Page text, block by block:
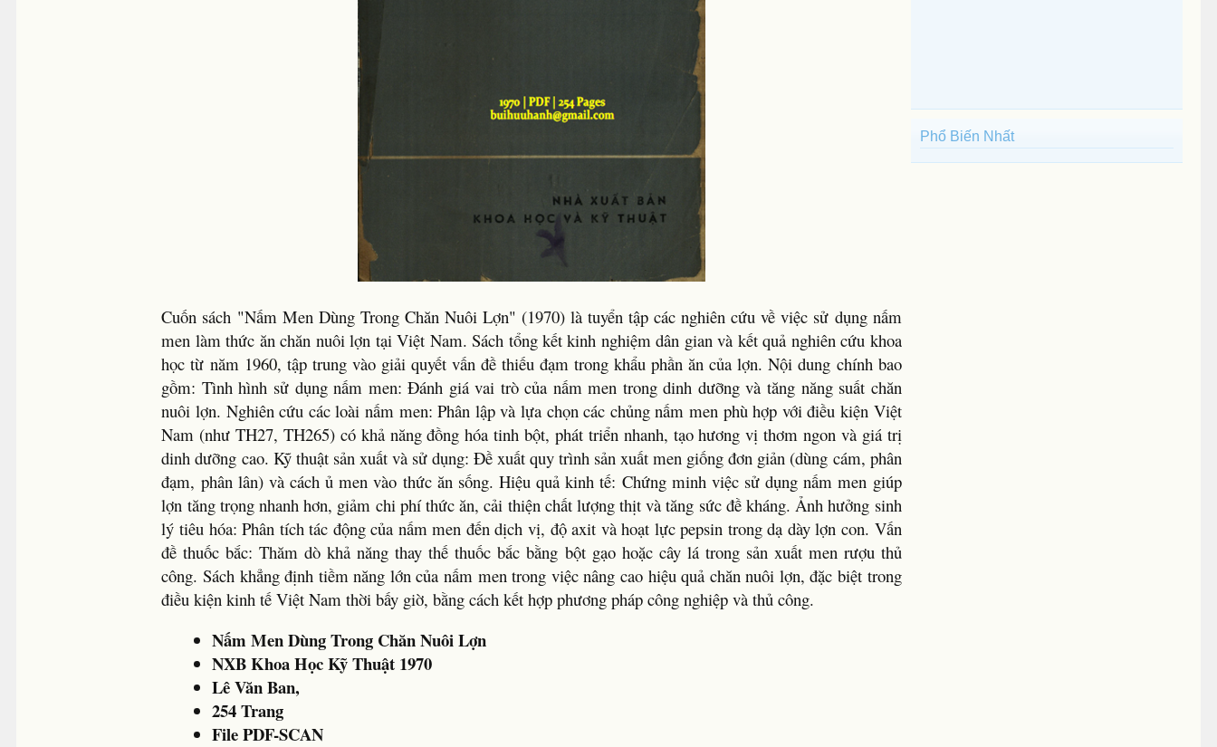
Cuốn sách "Nấm Men Dùng Trong Chăn Nuôi Lợn" (1970) là tuyển tập các nghiên cứu về việc sử dụng nấm
men làm thức ăn chăn nuôi lợn tại Việt Nam. Sách tổng kết kinh nghiệm dân gian và kết quả nghiên cứu khoa
học từ năm 1960, tập trung vào giải quyết vấn đề thiếu đạm trong khẩu phần ăn của lợn. Nội dung chính bao
gồm: Tình hình sử dụng nấm men: Đánh giá vai trò của nấm men trong dinh dưỡng và tăng năng suất chăn
nuôi lợn. Nghiên cứu các loài nấm men: Phân lập và lựa chọn các chủng nấm men phù hợp với điều kiện Việt
Nam (như TH27, TH265) có khả năng đồng hóa tinh bột, phát triển nhanh, tạo hương vị thơm ngon và giá trị
dinh dưỡng cao. Kỹ thuật sản xuất và sử dụng: Đề xuất quy trình sản xuất men giống đơn giản (dùng cám, phân
đạm, phân lân) và cách ủ men vào thức ăn sống. Hiệu quả kinh tế: Chứng minh việc sử dụng nấm men giúp
lợn tăng trọng nhanh hơn, giảm chi phí thức ăn, cải thiện chất lượng thịt và tăng sức đề kháng. Ảnh hưởng sinh
lý tiêu hóa: Phân tích tác động của nấm men đến dịch vị, độ axit và hoạt lực pepsin trong dạ dày lợn con. Vấn
đề thuốc bắc: Thăm dò khả năng thay thế thuốc bắc bằng bột gạo hoặc cây lá trong sản xuất men rượu thủ
công. Sách khẳng định tiềm năng lớn của nấm men trong việc nâng cao hiệu quả chăn nuôi lợn, đặc biệt trong
điều kiện kinh tế Việt Nam thời bấy giờ, bằng cách kết hợp phương pháp công nghiệp và thủ công.
Nấm Men Dùng Trong Chăn Nuôi Lợn
NXB Khoa Học Kỹ Thuật 1970
Lê Văn Ban,
254 Trang
File PDF-SCAN
Phổ Biến Nhất